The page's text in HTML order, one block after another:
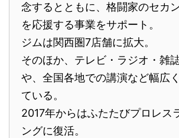
念するとともに、格闘家のセカ
を応援する事業をサポート。
ジムは関西圏7店舗に拡大。
そのほか、テレビ・ラジオ・雑
や、全国各地での講演など幅広
ている。
2017年からはふたたびプロレス
ングに復活。